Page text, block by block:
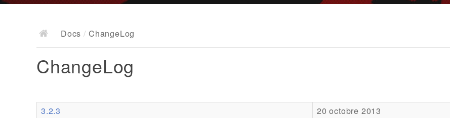
Docs / ChangeLog
ChangeLog
3.2.3
20 octobre 2013